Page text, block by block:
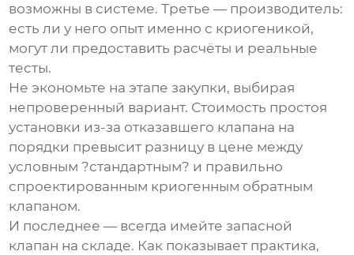
возможны в системе. Третье — производитель:
есть ли у него опыт именно с криогеникой,
могут ли предоставить расчёты и реальные
тесты.
Не экономьте на этапе закупки, выбирая
непроверенный вариант. Стоимость простоя
установки из-за отказавшего клапана на
порядки превысит разницу в цене между
условным ?стандартным? и правильно
спроектированным криогенным обратным
клапаном.
И последнее — всегда имейте запасной
клапан на складе. Как показывает практика,